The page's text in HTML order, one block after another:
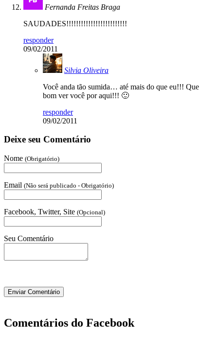
Fernanda Freitas Braga
SAUDADES!!!!!!!!!!!!!!!!!!!!!!!!!
responder
09/02/2011
Silvia Oliveira
Você anda tão sumida… até mais do que eu!!! Que
bom ver você por aqui!!! 🙂
responder
09/02/2011
Deixe seu Comentário
Nome (Obrigatório)
Email (Não será publicado - Obrigatório)
Facebook, Twitter, Site (Opcional)
Seu Comentário
Comentários do Facebook